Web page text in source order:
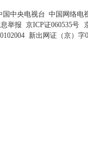
国中央电视台 中国网络电
举报 京ICP证060535号
新出网证（京）